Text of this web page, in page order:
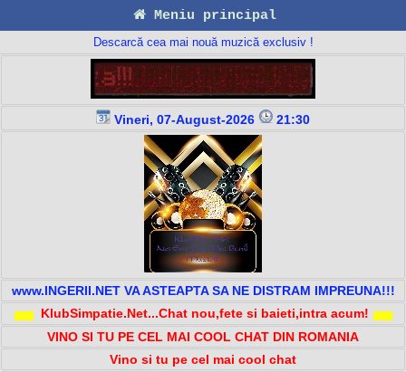
Meniu principal
Descarcă cea mai nouă muzică exclusiv !
Vineri, 07-August-2026 21:30
www.INGERII.NET VA ASTEAPTA SA NE DISTRAM IMPREUNA!!!
KlubSimpatie.Net...Chat nou,fete si baieti,intra acum!
VINO SI TU PE CEL MAI COOL CHAT DIN ROMANIA
Vino si tu pe cel mai cool chat